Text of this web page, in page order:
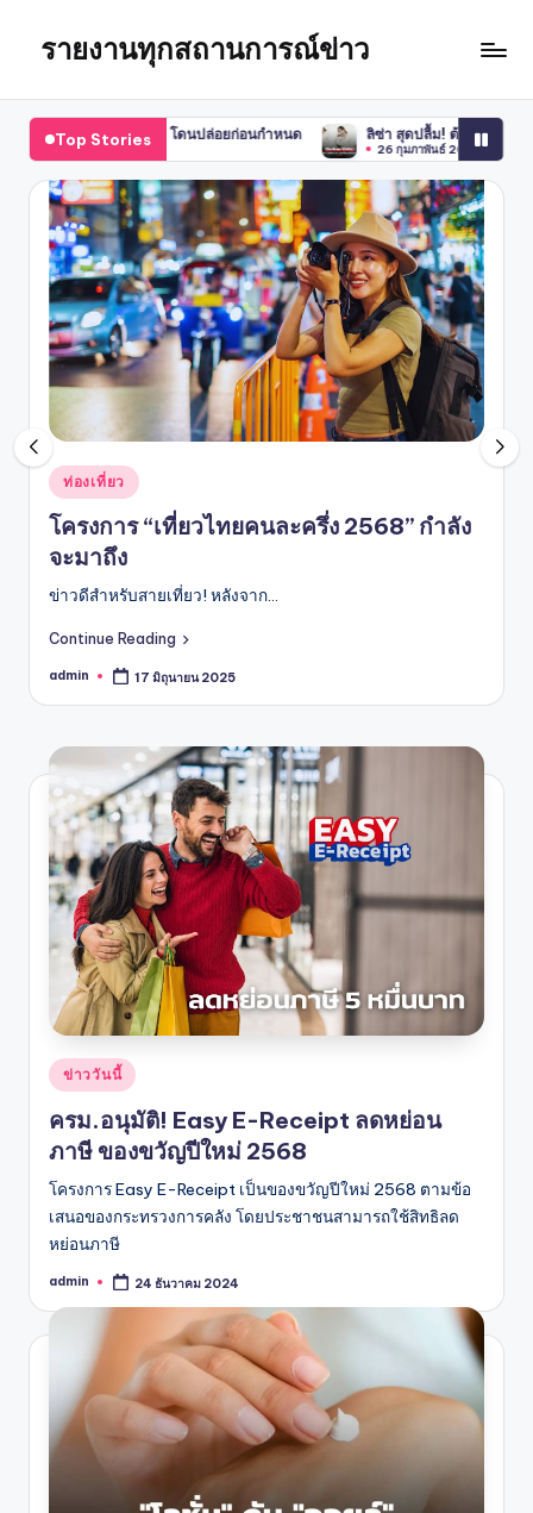
content
รายงานทุกสถานการณ์ข่าว
Top Stories
ซ่า โดนปล่อยก่อนกำหนด ลิซ่า สุดปลื้ม! ต้อนรับสมาชิกใหม่ “เลม่อน” สู่แก๊
26 กุมภาพันธ์ 2025
Posted
in
ท่องเที่ยว
โครงการ “เที่ยวไทยคนละครึ่ง 2568” กำลัง
จะมาถึง
ข่าวดีสำหรับสายเที่ยว! หลังจาก…
Continue Reading
Posted
admin 17 มิถุนายน 2025
Posted
in
ข่าววันนี้
ครม.อนุมัติ! Easy E-Receipt ลดหย่อน
ภาษี ของขวัญปีใหม่ 2568
โครงการ Easy E-Receipt เป็นของขวัญปีใหม่ 2568 ตามข้อ
เสนอของกระทรวงการคลัง โดยประชาชนสามารถใช้สิทธิลด
หย่อนภาษี
Posted
admin 24 ธันวาคม 2024